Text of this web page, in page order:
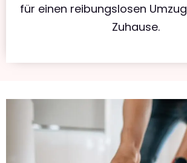
für einen reibungslosen
Zuhause.